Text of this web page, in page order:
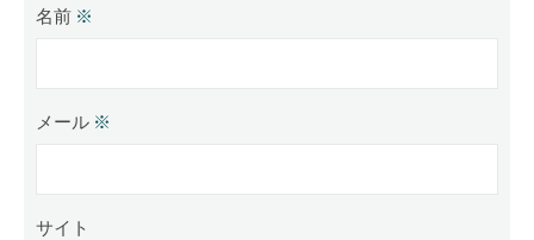
名前 ※
メール ※
サイト